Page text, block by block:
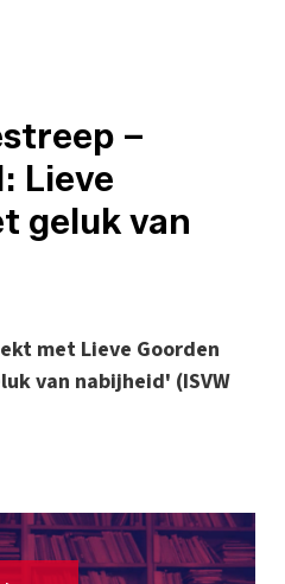
–
Lieve
geluk van
met Lieve Goorden
van nabijheid' (ISVW